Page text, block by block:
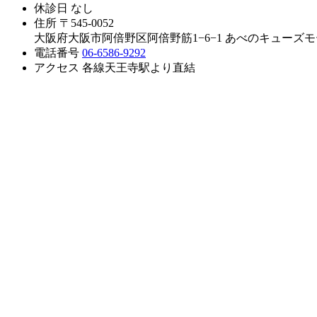
休診日 なし
住所 〒545-0052
大阪府大阪市阿倍野区阿倍野筋1−6−1 あべのキューズ
電話番号 06-6586-9292
アクセス 各線天王寺駅より直結